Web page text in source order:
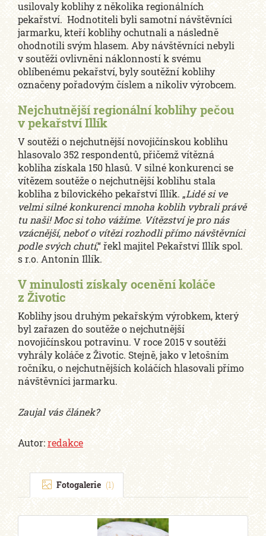
usilovaly koblihy z několika regionálních
pekařství. Hodnotiteli byli samotní návštěvníci
jarmarku, kteří koblihy ochutnali a následně
ohodnotili svým hlasem. Aby návštěvníci nebyli
v soutěži ovlivněni náklonností k svému
oblíbenému pekařství, byly soutěžní koblihy
označeny pořadovým číslem a nikoliv výrobcem.
Nejchutnější regionální koblihy pečou
v pekařství Illík
V soutěži o nejchutnější novojičínskou koblihu
hlasovalo 352 respondentů, přičemž vítězná
kobliha získala 150 hlasů. V silné konkurenci se
vítězem soutěže o nejchutnější koblihu stala
kobliha z bílovického pekařství Illík. „Lidé si ve
velmi silné konkurenci mnoha koblih vybrali právě
tu naši! Moc si toho vážíme. Vítězství je pro nás
vzácnější, neboť o vítězi rozhodli přímo návštěvníci
podle svých chutí,“ řekl majitel Pekařství Illík spol.
s r.o. Antonín Illík.
V minulosti získaly ocenění koláče
z Životic
Koblihy jsou druhým pekařským výrobkem, který
byl zařazen do soutěže o nejchutnější
novojičínskou potravinu. V roce 2015 v soutěži
vyhrály koláče z Životic. Stejně, jako v letošním
ročníku, o nejchutnějších koláčích hlasovali přímo
návštěvníci jarmarku.
Zaujal vás článek?
Autor:redakce
Fotogalerie (1)